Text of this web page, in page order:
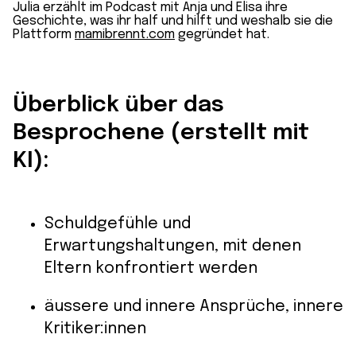
Julia erzählt im Podcast mit Anja und Elisa ihre
Geschichte, was ihr half und hilft und weshalb sie die
Plattform mamibrennt.com gegründet hat.
Überblick über das
Besprochene (erstellt mit
KI):
Schuldgefühle und
Erwartungshaltungen, mit denen
Eltern konfrontiert werden
äussere und innere Ansprüche, innere
Kritiker:innen